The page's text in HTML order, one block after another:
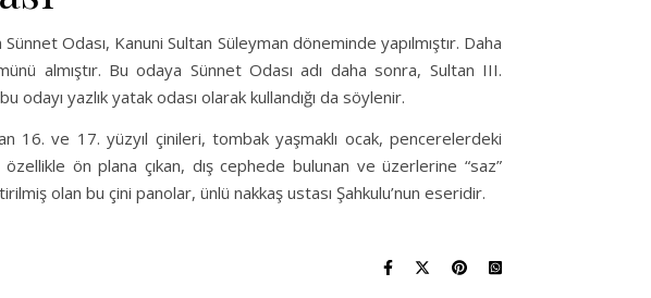
Odası, Kanuni Sultan Süleyman döneminde yapılmıştır. Daha
almıştır. Bu odaya Sünnet Odası adı daha sonra, Sultan III.
odayı yazlık yatak odası olarak kullandığı da söylenir.
16. ve 17. yüzyıl çinileri, tombak yaşmaklı ocak, pencerelerdeki
ön plana çıkan, dış cephede bulunan ve üzerlerine “saz”
olan bu çini panolar, ünlü nakkaş ustası Şahkulu’nun eseridir.